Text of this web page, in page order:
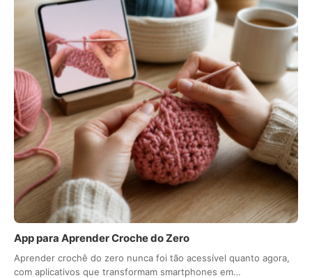
App para Aprender Croche do Zero
Aprender crochê do zero nunca foi tão acessível quanto agora,
com aplicativos que transformam smartphones em…